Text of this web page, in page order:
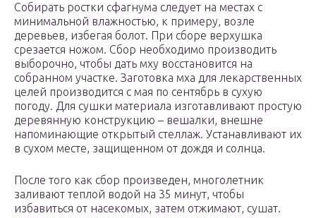
Собирать ростки сфагнума следует на местах с
минимальной влажностью, к примеру, возле
деревьев, избегая болот. При сборе верхушка
срезается ножом. Сбор необходимо производить
выборочно, чтобы дать мху восстановится на
собранном участке. Заготовка мха для лекарственных
целей производится с мая по сентябрь в сухую
погоду. Для сушки материала изготавливают простую
деревянную конструкцию – вешалки, внешне
напоминающие открытый стеллаж. Устанавливают их
в сухом месте, защищенном от дождя и солнца.
После того как сбор произведен, многолетник
заливают теплой водой на 35 минут, чтобы
избавиться от насекомых, затем отжимают, сушат.